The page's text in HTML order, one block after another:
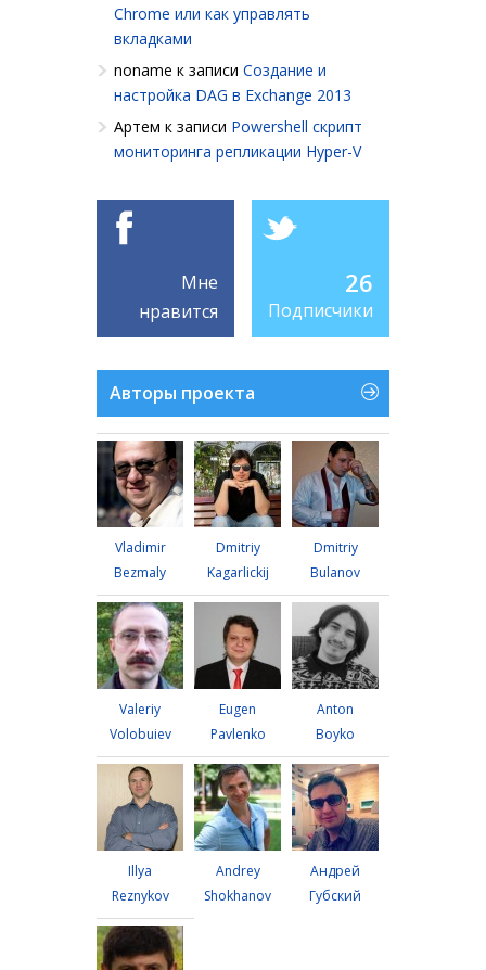
Chrome или как управлять
вкладками
noname к записи Создание и
настройка DAG в Exchange 2013
Артем к записи Powershell cкрипт
мониторинга репликации Hyper-V
Мне
нравится
26
Подписчики
Авторы проекта
Vladimir
Bezmaly
Dmitriy
Kagarlickij
Dmitriy
Bulanov
Valeriy
Volobuiev
Eugen
Pavlenko
Anton
Boyko
Illya
Reznykov
Andrey
Shokhanov
Андрей
Губский